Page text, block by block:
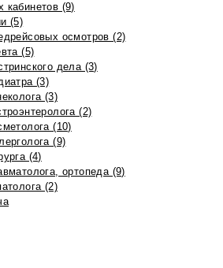
кабинетов (9)
(5)
осмотров (2)
(5)
дела (3)
(3)
(3)
(2)
(10)
(9)
(4)
ортопеда (9)
(2)